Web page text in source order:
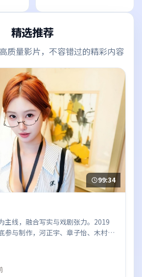
精选推荐
质量影片，不容错过的精彩内容
99:34
主线，融合写实与戏剧张力。2019
参与制作，河正宇、章子怡、木村拓
现细腻表演，影像风格统一，配乐与
。